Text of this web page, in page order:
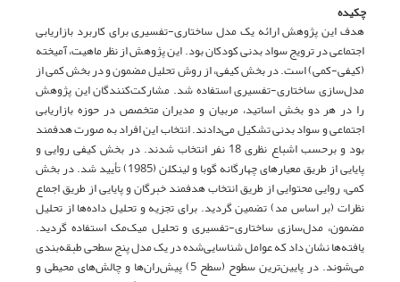
چکیده
هدف این پژوهش ارائه یک مدل ساختاری-تفسیری برای کاربرد بازاریابی
اجتماعی در ترویج سواد بدنی کودکان بود. این پژوهش از نظر ماهیت، آمیخته
(کیفی-کمی) است. در بخش کیفی، از روش تحلیل مضمون و در بخش کمی از
مدل‌سازی ساختاری-تفسیری استفاده شد. مشارکت‌کنندگان این پژوهش
را در هر دو بخش اساتید، مربیان و مدیران متخصص در حوزه بازاریابی
اجتماعی و سواد بدنی تشکیل می‌دادند. انتخاب این افراد به صورت هدفمند
بود و برحسب اشباع نظری 18 نفر انتخاب شدند. در بخش کیفی روایی و
پایایی از طریق معیارهای چهارگانه گوبا و لینکلن (1985) تأیید شد. در بخش
کمی، روایی محتوایی از طریق انتخاب هدفمند خبرگان و پایایی از طریق اجماع
نظرات (بر اساس مد) تضمین گردید. برای تجزیه و تحلیل داده‌ها از تحلیل
مضمون، مدل‌سازی ساختاری-تفسیری و تحلیل میک‌مک استفاده گردید.
یافته‌ها نشان داد که عوامل شناسایی‌شده در یک مدل پنج سطحی طبقه‌بندی
می‌شوند. در پایین‌ترین سطوح (سطح 5) پیش‌ران‌ها و چالش‌های محیطی و